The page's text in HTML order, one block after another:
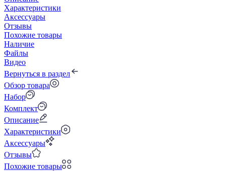
Характеристики
Аксессуары
Отзывы
Похожие товары
Наличие
Файлы
Видео
Вернуться в раздел
Обзор товара
Набор
Комплект
Описание
Характеристики
Аксессуары
Отзывы
Похожие товары